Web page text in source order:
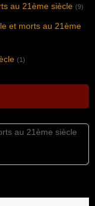
au 21ème siècle (9)
et morts au 21ème
(1)